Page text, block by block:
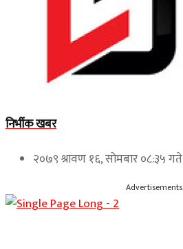
निर्भीक खबर
२०७९ श्रावण १६, सोमबार ०८:३५ गते
Advertisements